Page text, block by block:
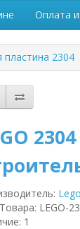
Оплата
пластина 2304
LEGO-
1